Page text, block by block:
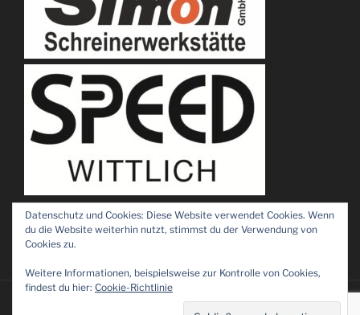
Datenschutz und Cookies: Diese Website verwendet Cookies. Wenn
du die Website weiterhin nutzt, stimmst du der Verwendung von
Cookies zu.
Weitere Informationen, beispielsweise zur Kontrolle von Cookies,
findest du hier: Cookie-Richtlinie